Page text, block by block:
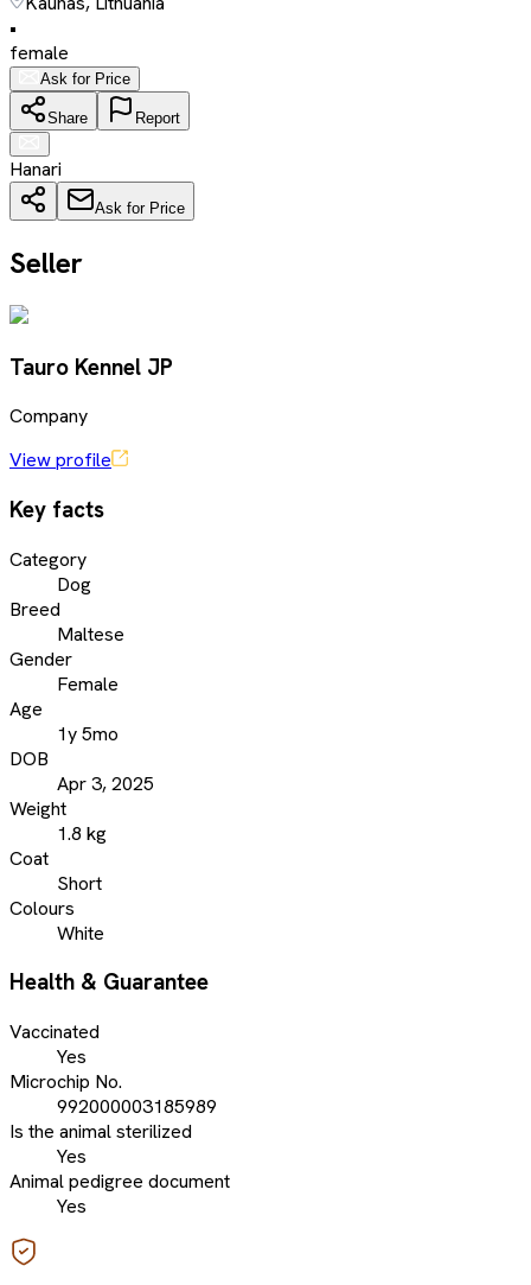
•
female
Ask for Price
Share Report
Hanari
Ask for Price
Seller
Tauro Kennel JP
Company
View profile
Key facts
Category
Dog
Breed
Maltese
Gender
Female
Age
1y 5mo
DOB
Apr 3, 2025
Weight
1.8 kg
Coat
Short
Colours
White
Health & Guarantee
Vaccinated
Yes
Microchip No.
992000003185989
Is the animal sterilized
Yes
Animal pedigree document
Yes